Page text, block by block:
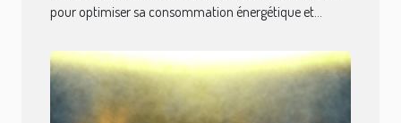
pour optimiser sa consommation énergétique et...